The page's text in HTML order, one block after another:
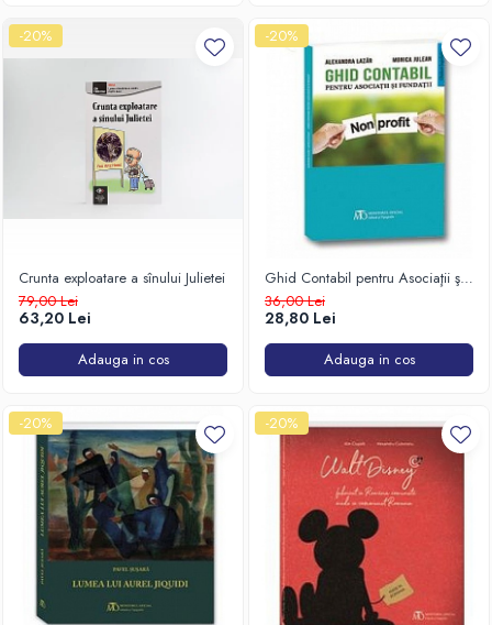
-20%
Crunta exploatare a sînului Julietei
79,00 Lei
63,20 Lei
Adauga in cos
-20%
Ghid Contabil pentru Asociaţii şi
Fundaţii
36,00 Lei
28,80 Lei
Adauga in cos
-20% -20%